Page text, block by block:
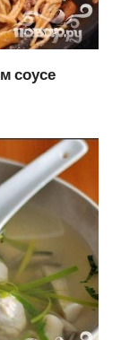
соусе